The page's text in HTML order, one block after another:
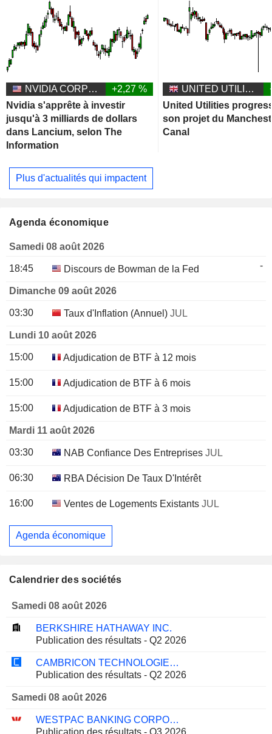
NVIDIA CORPORATION
+2,27 %
Nvidia s'apprête à investir
jusqu'à 3 milliards de dollars
dans Lancium, selon The
Information
UNITED UTILITIES GROUP PLC
United Utilities
son projet du
Canal
Plus d'actualités qui impactent
Agenda économique
Samedi 08 août 2026
18:45 Discours de Bowman de la Fed -
Dimanche 09 août 2026
03:30 Taux d'Inflation (Annuel) JUL
Lundi 10 août 2026
15:00 Adjudication de BTF à 12 mois
15:00 Adjudication de BTF à 6 mois
15:00 Adjudication de BTF à 3 mois
Mardi 11 août 2026
03:30 NAB Confiance Des Entreprises JUL
06:30 RBA Décision De Taux D'Intérêt
16:00 Ventes de Logements Existants JUL
Agenda économique
Calendrier des sociétés
Samedi 08 août 2026
BERKSHIRE HATHAWAY INC.
Publication des résultats - Q2 2026
CAMBRICON TECHNOLOGIES CORPORATION LIMITED
Publication des résultats - Q2 2026
Samedi 08 août 2026
WESTPAC BANKING CORPORATION
Publication des résultats - Q3 2026